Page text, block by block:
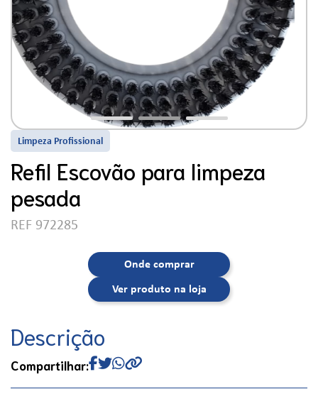
Limpeza Profissional
Refil Escovão para limpeza
pesada
REF 972285
Onde comprar
Ver produto na loja
Descrição
Compartilhar: